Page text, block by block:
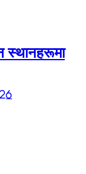
स्थानहरूमा